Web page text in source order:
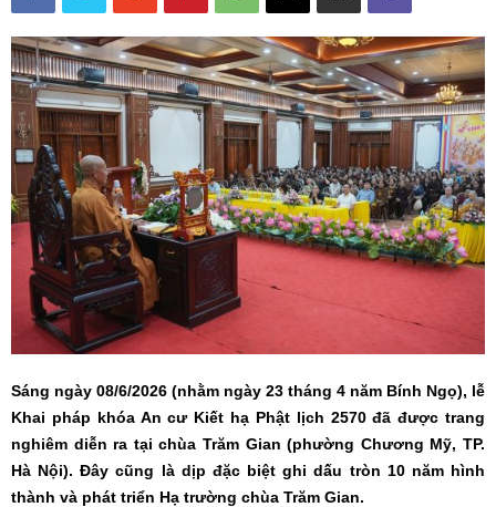
Sáng ngày 08/6/2026 (nhằm ngày 23 tháng 4 năm Bính Ngọ), lễ
Khai pháp khóa An cư Kiết hạ Phật lịch 2570 đã được trang
nghiêm diễn ra tại chùa Trăm Gian (phường Chương Mỹ, TP.
Hà Nội). Đây cũng là dịp đặc biệt ghi dấu tròn 10 năm hình
thành và phát triển Hạ trường chùa Trăm Gian.